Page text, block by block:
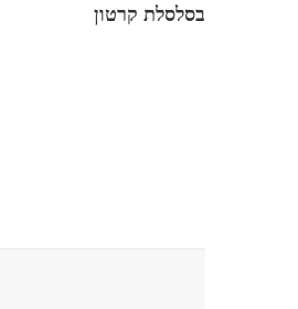
בסלסלת קרטון